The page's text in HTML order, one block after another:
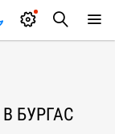
В БУРГАС